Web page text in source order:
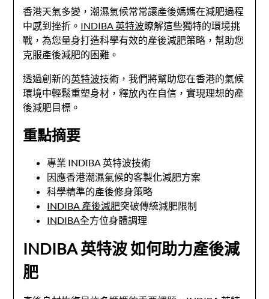
香港天氣多變，潮濕氣候常常讓產後媽媽在減肥過程
中感到挫折。 INDIBA 英特波瞭解這些獨特的環境挑
戰，為您量身打造科學有效的產後減肥策略，幫助您
克服產後減肥的困難。
透過創新的英特波技術，我們將幫助您在香港的氣候
環境中輕鬆重塑身材，釋放內在自信，實現理想的產
後減肥目標。
重點摘要
專業 INDIBA 英特波技術
因應香港潮濕氣候的客製化減肥方案
科學精準的產後修身策略
INDIBA 產後減肥突破傳統減肥限制
INDIBA全方位身體調理
INDIBA 英特波 如何助力產後減
肥